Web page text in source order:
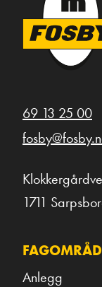
69 13 25 00
1711
Anlegg